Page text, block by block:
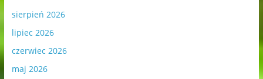
sierpień 2026
lipiec 2026
czerwiec 2026
maj 2026